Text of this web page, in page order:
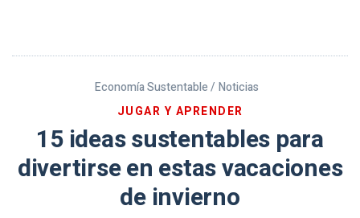
Economía Sustentable / Noticias
JUGAR Y APRENDER
15 ideas sustentables para
divertirse en estas vacaciones
de invierno